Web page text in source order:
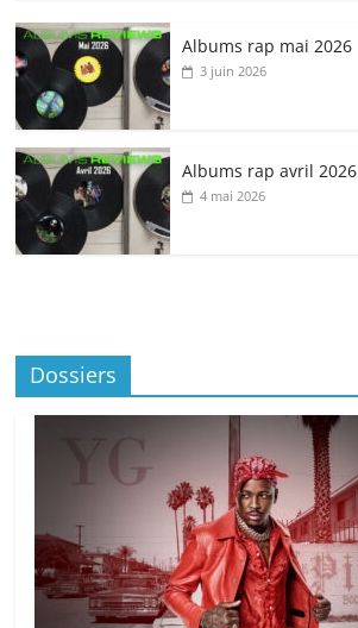
Albums rap mai 2026
3 juin 2026
Albums rap avril 2026
4 mai 2026
Dossiers